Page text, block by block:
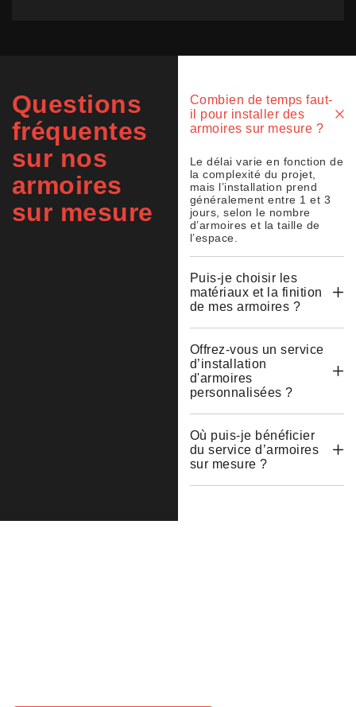
Questions
fréquentes
sur nos
armoires
sur mesure
Combien de temps faut-
il pour installer des
armoires sur mesure ?
Le délai varie en fonction de
la complexité du projet,
mais l’installation prend
généralement entre 1 et 3
jours, selon le nombre
d’armoires et la taille de
l’espace.
Puis-je choisir les
matériaux et la finition
de mes armoires ?
Offrez-vous un service
d’installation
d'armoires
personnalisées ?
Où puis-je bénéficier
du service d’armoires
sur mesure ?